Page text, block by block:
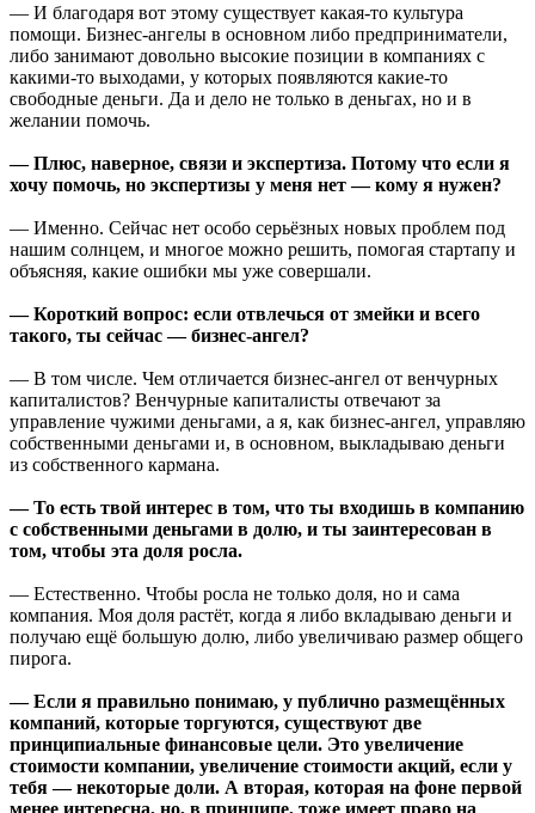
— И благодаря вот этому существует какая-то культура
помощи. Бизнес-ангелы в основном либо предприниматели,
либо занимают довольно высокие позиции в компаниях с
какими-то выходами, у которых появляются какие-то
свободные деньги. Да и дело не только в деньгах, но и в
желании помочь.
— Плюс, наверное, связи и экспертиза. Потому что если я
хочу помочь, но экспертизы у меня нет — кому я нужен?
— Именно. Сейчас нет особо серьёзных новых проблем под
нашим солнцем, и многое можно решить, помогая стартапу и
объясняя, какие ошибки мы уже совершали.
— Короткий вопрос: если отвлечься от змейки и всего
такого, ты сейчас — бизнес-ангел?
— В том числе. Чем отличается бизнес-ангел от венчурных
капиталистов? Венчурные капиталисты отвечают за
управление чужими деньгами, а я, как бизнес-ангел, управляю
собственными деньгами и, в основном, выкладываю деньги
из собственного кармана.
— То есть твой интерес в том, что ты входишь в компанию
с собственными деньгами в долю, и ты заинтересован в
том, чтобы эта доля росла.
— Естественно. Чтобы росла не только доля, но и сама
компания. Моя доля растёт, когда я либо вкладываю деньги и
получаю ещё большую долю, либо увеличиваю размер общего
пирога.
— Если я правильно понимаю, у публично размещённых
компаний, которые торгуются, существуют две
принципиальные финансовые цели. Это увеличение
стоимости компании, увеличение стоимости акций, если у
тебя — некоторые доли. А вторая, которая на фоне первой
менее интересна, но, в принципе, тоже имеет право на